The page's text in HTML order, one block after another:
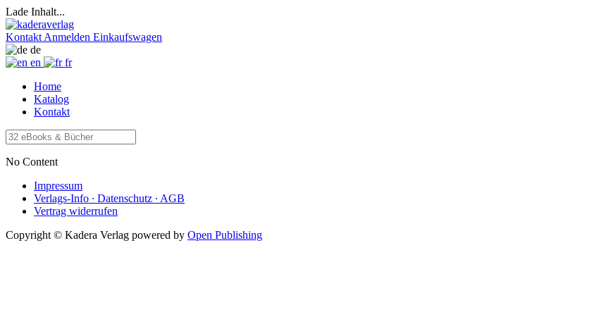
Lade Inhalt...
Kontakt Anmelden Einkaufswagen
de
en
fr
Home
Katalog
Kontakt
No Content
Impressum
Verlags-Info ∙ Datenschutz ∙ AGB
Vertrag widerrufen
Copyright © Kadera Verlag powered by Open Publishing